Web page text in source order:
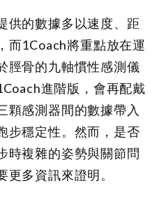
供的數據多以速度、距
而1Coach將重點放在運
脛骨的九軸慣性感測儀
進階版，會再配戴
顆感測器間的數據帶入
步穩定性。然而，是否
時複雜的姿勢與關節問
多資訊來證明。